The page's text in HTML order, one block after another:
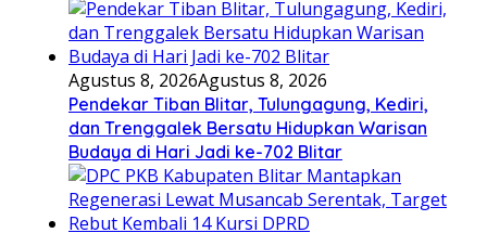
Agustus 8, 2026Agustus 8, 2026
Pendekar Tiban Blitar, Tulungagung, Kediri,
dan Trenggalek Bersatu Hidupkan Warisan
Budaya di Hari Jadi ke-702 Blitar